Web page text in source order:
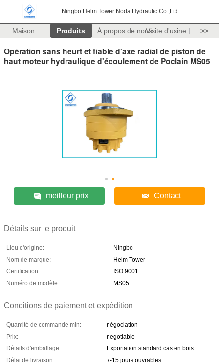
Ningbo Helm Tower Noda Hydraulic Co.,Ltd
Maison Produits À propos de nousVisite d'usine >>
Opération sans heurt et fiable d'axe radial de piston de
haut moteur hydraulique d'écoulement de Poclain MS05
meilleur prix Contact
Détails sur le produit
Lieu d'origine:
Ningbo
Nom de marque:
Helm Tower
Certification:
ISO 9001
Numéro de modèle:
MS05
Conditions de paiement et expédition
Quantité de commande min:
négociation
Prix:
negotiable
Détails d'emballage:
Exportation standard cas en bois
Délai de livraison:
7-15 jours ouvrables